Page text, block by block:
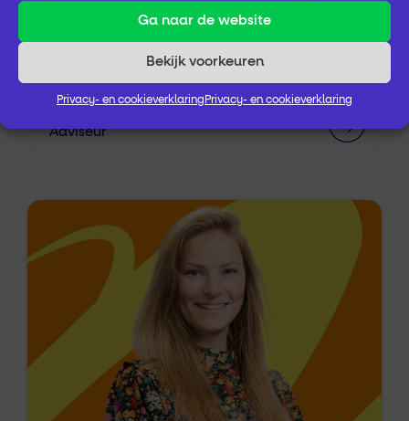
Ga naar de website
Bekijk voorkeuren
Privacy- en cookieverklaring Privacy- en cookieverklaring
Judith Heinrich
Adviseur